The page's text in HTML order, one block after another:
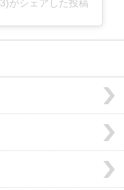
がシェアした投稿